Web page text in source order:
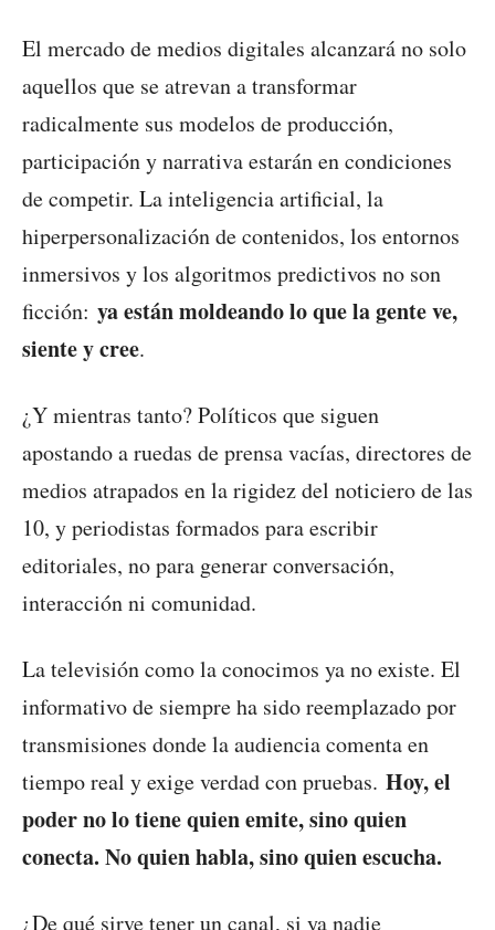
El mercado de medios digitales alcanzará no solo
aquellos que se atrevan a transformar
radicalmente sus modelos de producción,
participación y narrativa estarán en condiciones
de competir. La inteligencia artificial, la
hiperpersonalización de contenidos, los entornos
inmersivos y los algoritmos predictivos no son
ficción: ya están moldeando lo que la gente ve,
siente y cree.
¿Y mientras tanto? Políticos que siguen
apostando a ruedas de prensa vacías, directores de
medios atrapados en la rigidez del noticiero de las
10, y periodistas formados para escribir
editoriales, no para generar conversación,
interacción ni comunidad.
La televisión como la conocimos ya no existe. El
informativo de siempre ha sido reemplazado por
transmisiones donde la audiencia comenta en
tiempo real y exige verdad con pruebas. Hoy, el
poder no lo tiene quien emite, sino quien
conecta. No quien habla, sino quien escucha.
¿De qué sirve tener un canal, si ya nadie